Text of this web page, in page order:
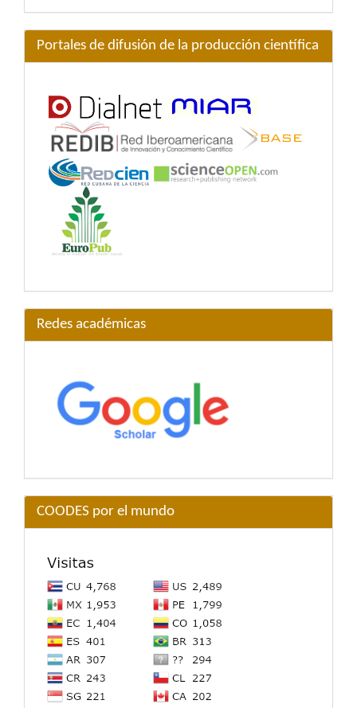
Portales de difusión de la producción científica
Redes académicas
COODES por el mundo